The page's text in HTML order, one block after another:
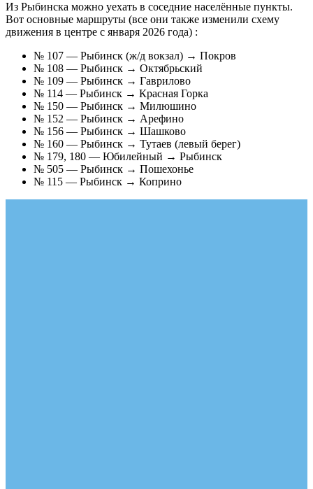
Из Рыбинска можно уехать в соседние населённые пункты.
Вот основные маршруты (все они также изменили схему
движения в центре с января 2026 года) :
№ 107 — Рыбинск (ж/д вокзал) → Покров
№ 108 — Рыбинск → Октябрьский
№ 109 — Рыбинск → Гаврилово
№ 114 — Рыбинск → Красная Горка
№ 150 — Рыбинск → Милюшино
№ 152 — Рыбинск → Арефино
№ 156 — Рыбинск → Шашково
№ 160 — Рыбинск → Тутаев (левый берег)
№ 179, 180 — Юбилейный → Рыбинск
№ 505 — Рыбинск → Пошехонье
№ 115 — Рыбинск → Коприно